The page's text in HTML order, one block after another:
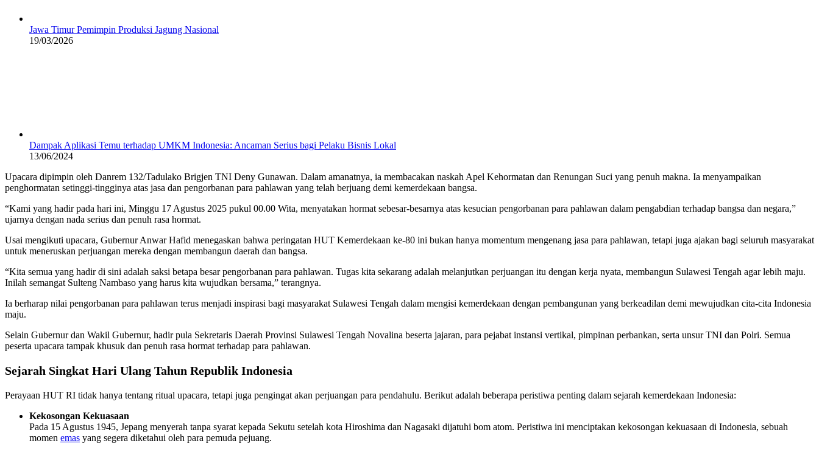
Jawa Timur Pemimpin Produksi Jagung Nasional
19/03/2026
Dampak Aplikasi Temu terhadap UMKM Indonesia: Ancaman Serius bagi Pelaku Bisnis Lokal
13/06/2024
Upacara dipimpin oleh Danrem 132/Tadulako Brigjen TNI Deny Gunawan. Dalam amanatnya, ia membacakan naskah Apel Kehormatan dan Renungan Suci yang penuh makna. Ia menyampaikan
penghormatan setinggi-tingginya atas jasa dan pengorbanan para pahlawan yang telah berjuang demi kemerdekaan bangsa.
“Kami yang hadir pada hari ini, Minggu 17 Agustus 2025 pukul 00.00 Wita, menyatakan hormat sebesar-besarnya atas kesucian pengorbanan para pahlawan dalam pengabdian terhadap bangsa dan negara,”
ujarnya dengan nada serius dan penuh rasa hormat.
Usai mengikuti upacara, Gubernur Anwar Hafid menegaskan bahwa peringatan HUT Kemerdekaan ke-80 ini bukan hanya momentum mengenang jasa para pahlawan, tetapi juga ajakan bagi seluruh masyarakat
untuk meneruskan perjuangan mereka dengan membangun daerah dan bangsa.
“Kita semua yang hadir di sini adalah saksi betapa besar pengorbanan para pahlawan. Tugas kita sekarang adalah melanjutkan perjuangan itu dengan kerja nyata, membangun Sulawesi Tengah agar lebih maju.
Inilah semangat Sulteng Nambaso yang harus kita wujudkan bersama,” terangnya.
Ia berharap nilai pengorbanan para pahlawan terus menjadi inspirasi bagi masyarakat Sulawesi Tengah dalam mengisi kemerdekaan dengan pembangunan yang berkeadilan demi mewujudkan cita-cita Indonesia
maju.
Selain Gubernur dan Wakil Gubernur, hadir pula Sekretaris Daerah Provinsi Sulawesi Tengah Novalina beserta jajaran, para pejabat instansi vertikal, pimpinan perbankan, serta unsur TNI dan Polri. Semua
peserta upacara tampak khusuk dan penuh rasa hormat terhadap para pahlawan.
Sejarah Singkat Hari Ulang Tahun Republik Indonesia
Perayaan HUT RI tidak hanya tentang ritual upacara, tetapi juga pengingat akan perjuangan para pendahulu. Berikut adalah beberapa peristiwa penting dalam sejarah kemerdekaan Indonesia:
Kekosongan Kekuasaan
Pada 15 Agustus 1945, Jepang menyerah tanpa syarat kepada Sekutu setelah kota Hiroshima dan Nagasaki dijatuhi bom atom. Peristiwa ini menciptakan kekosongan kekuasaan di Indonesia, sebuah
momen emas yang segera diketahui oleh para pemuda pejuang.